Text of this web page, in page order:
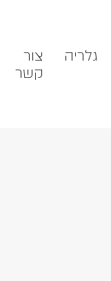
גלריה
צור
קשר